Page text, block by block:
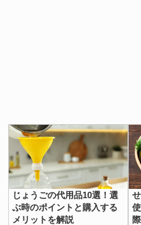
じょうごの代用品10選！選
ぶ時のポイントと購入する
メリットを解説